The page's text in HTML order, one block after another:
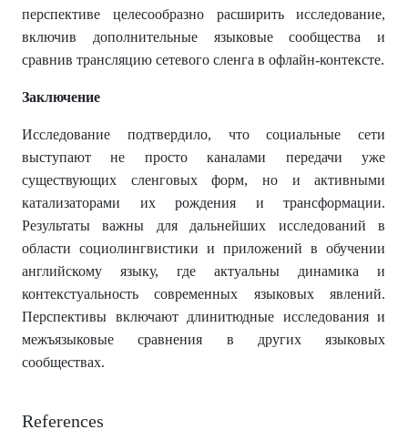
перспективе целесообразно расширить исследование,
включив дополнительные языковые сообщества и
сравнив трансляцию сетевого сленга в офлайн-контексте.
Заключение
Исследование подтвердило, что социальные сети
выступают не просто каналами передачи уже
существующих сленговых форм, но и активными
катализаторами их рождения и трансформации.
Результаты важны для дальнейших исследований в
области социолингвистики и приложений в обучении
английскому языку, где актуальны динамика и
контекстуальность современных языковых явлений.
Перспективы включают длинитюдные исследования и
межъязыковые сравнения в других языковых
сообществах.
References